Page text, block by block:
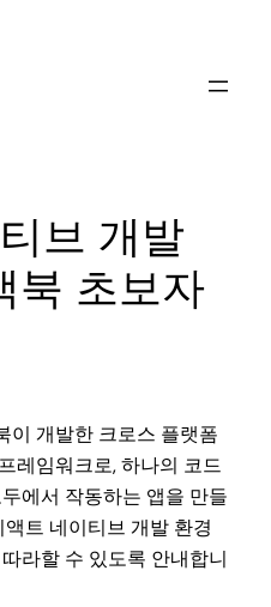
브 개발
북 초보자
이 개발한 크로스 플랫폼
레임워크로, 하나의 코드
에서 작동하는 앱을 만들
트 네이티브 개발 환경
라할 수 있도록 안내합니